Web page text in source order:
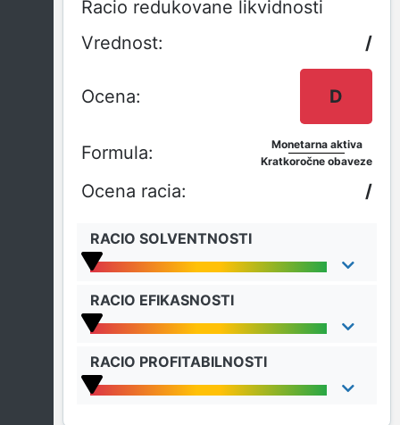
Racio redukovane likvidnosti
/
D
Monetarna aktiva
Kratkoročne obaveze
/
RACIO SOLVENTNOSTI
RACIO EFIKASNOSTI
RACIO PROFITABILNOSTI